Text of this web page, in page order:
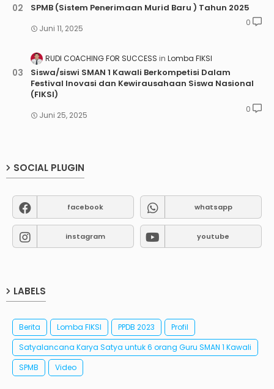
SPMB (Sistem Penerimaan Murid Baru ) Tahun 2025
Juni 11, 2025
0
RUDI COACHING FOR SUCCESS Lomba FIKSI
Siswa/siswi SMAN 1 Kawali Berkompetisi Dalam
Festival Inovasi dan Kewirausahaan Siswa Nasional
(FIKSI)
Juni 25, 2025
0
SOCIAL PLUGIN
facebook whatsapp
instagram youtube
LABELS
Berita Lomba FIKSI PPDB 2023
Profil
Satyalancana Karya Satya untuk 6 orang Guru SMAN 1 Kawali
SPMB
Video